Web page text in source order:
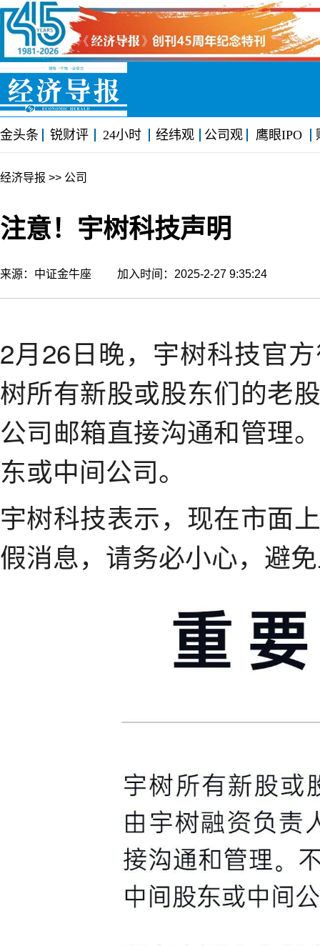
金头条 锐财评 24小时 经纬观 公司观 鹰眼IPO
经济导报 >> 公司
注意！宇树科技声明
来源：中证金牛座 加入时间：2025-2-27 9:35:24
2月26日晚，宇树科技官
树所有新股或股东们的老
公司邮箱直接沟通和管理
东或中间公司。
宇树科技表示，现在市面
假消息，请务必小心，避